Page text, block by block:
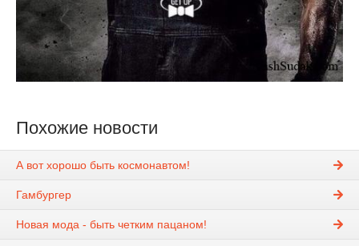
Похожие новости
А вот хорошо быть космонавтом!
Гамбургер
Новая мода - быть четким пацаном!